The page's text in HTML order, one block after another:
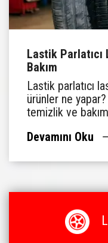
Lastik Parlatıcı
Bakım
Lastik parlatıcı
ürünler ne
temizlik ve
Devamını Oku